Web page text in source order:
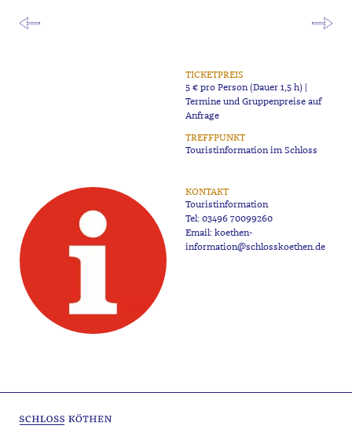
TICKETPREIS
5 € pro Person (Dauer 1,5 h) |
Termine und Gruppenpreise auf
Anfrage
TREFFPUNKT
Touristinformation im Schloss
KONTAKT
Touristinformation
Tel:03496 70099260
Email:koethen-
information@schlosskoethen.de